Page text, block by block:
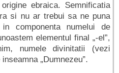
ebraica. Semnificatia
si nu ar trebui sa ne puna
componenta numelui de
elementul final „-el”,
numele divinitatii (vezi
„Dumnezeu”.